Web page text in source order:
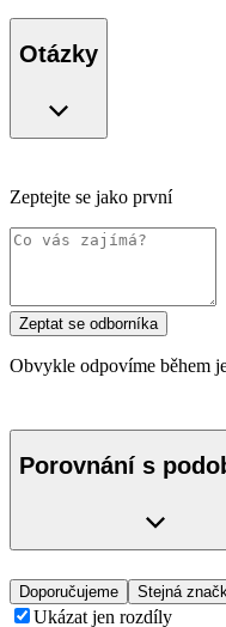
Otázky
Zeptejte se jako první
Zeptat se odborníka
Obvykle odpovíme během
Porovnání s
Doporučujeme Stejná
Ukázat jen rozdíly